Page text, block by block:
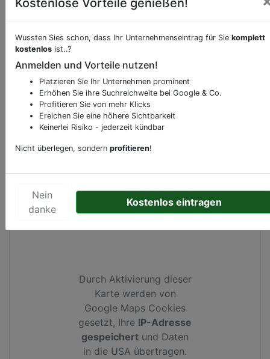
Beschreibung & Services vonBank-Geldinstitut
Sie möchten eine Beschreibung, Dienstleistung
oder andere relevante Informationen hinzufügen?
Klicken Sie bittehierum uns zu kontaktieren.
Gerne erweitern wir Ihren Firmeneintrag um
Sonderangebote odere besondere Services, die
Ihren Wettbewerbern abheben.
Kartenansicht Markt 28inBoxtel
Durch Aktivierung dieser
Karte werden von
Google Maps Cookies
gesetzt, Ihre IP-Adresse
gespeichert und Daten
in die USA übertragen.
Kostenlose Vorteile genießen!
Wussten Sies schon, dass Ihr Unternehmenseintrag für Sie komplett
kostenlos ist..?
Anmelden und Vorteile nutzen!
Platzieren Sie Ihr Unternehmen prominent
Erhöhen Sie ihre Suchreichweite bei Google & Co.
Profitieren Sie von mehr Klicks
Ereichen Sie eine höhere Sichtbarkeit
Keinerlei Risiko - jederzeit kündbar
Nicht überlegen, sondern profitieren!
Nein
danke
Kostenlos eintragen